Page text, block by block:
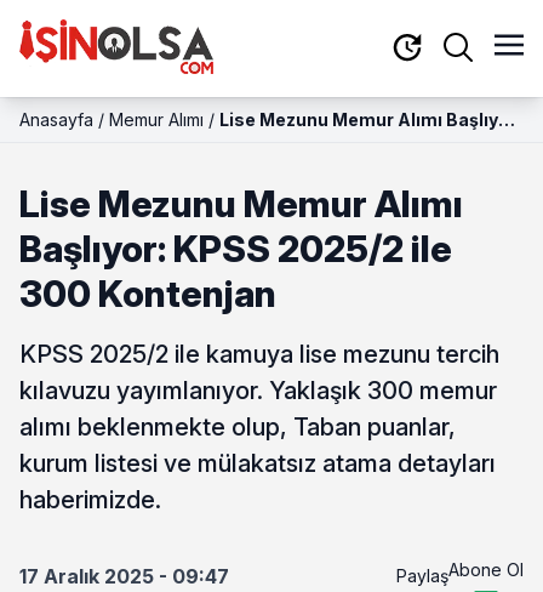
Anasayfa / Memur Alımı / Lise Mezunu Memur Alımı Başlıyor:
Lise Mezunu Memur Alımı
Başlıyor: KPSS 2025/2 ile
300 Kontenjan
KPSS 2025/2 ile kamuya lise mezunu tercih
kılavuzu yayımlanıyor. Yaklaşık 300 memur
alımı beklenmekte olup, Taban puanlar,
kurum listesi ve mülakatsız atama detayları
haberimizde.
17 Aralık 2025 - 09:47
PaylaşAbone Ol